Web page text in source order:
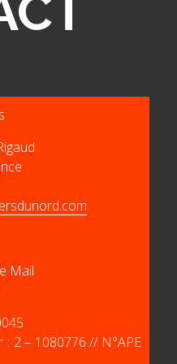
Mail
: 2 – 1080776 // N°APE